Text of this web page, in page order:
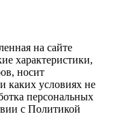
на сайте
характеристики,
носит
каких условиях не
персональных
с Политикой